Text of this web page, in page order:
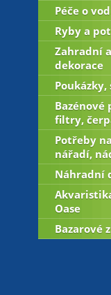
Péče o
Ryby a
Zahradní
dekorace
Bazénové
filtry,
Potřeby
nářadí,
Náhradní
Oase
Bazarové